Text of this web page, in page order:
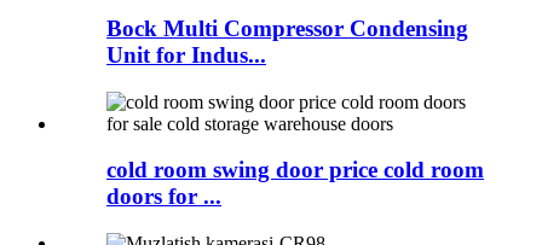
Bock Multi Compressor Condensing
Unit for Indus...
cold room swing door price cold room
doors for ...